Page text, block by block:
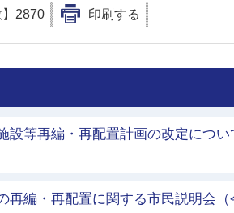
2870 印刷する
設等再編・再配置計画の改定につい
再編・再配置に関する市民説明会（